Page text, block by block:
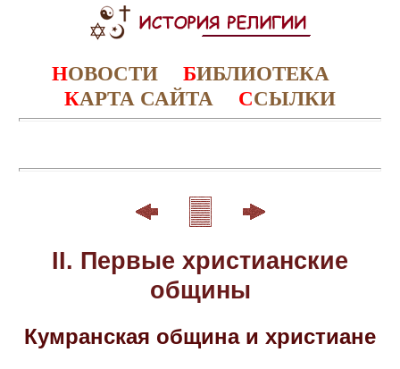
НОВОСТИ БИБЛИОТЕКА
КАРТА САЙТА ССЫЛКИ
II. Первые христианские
общины
Кумранская община и христиане